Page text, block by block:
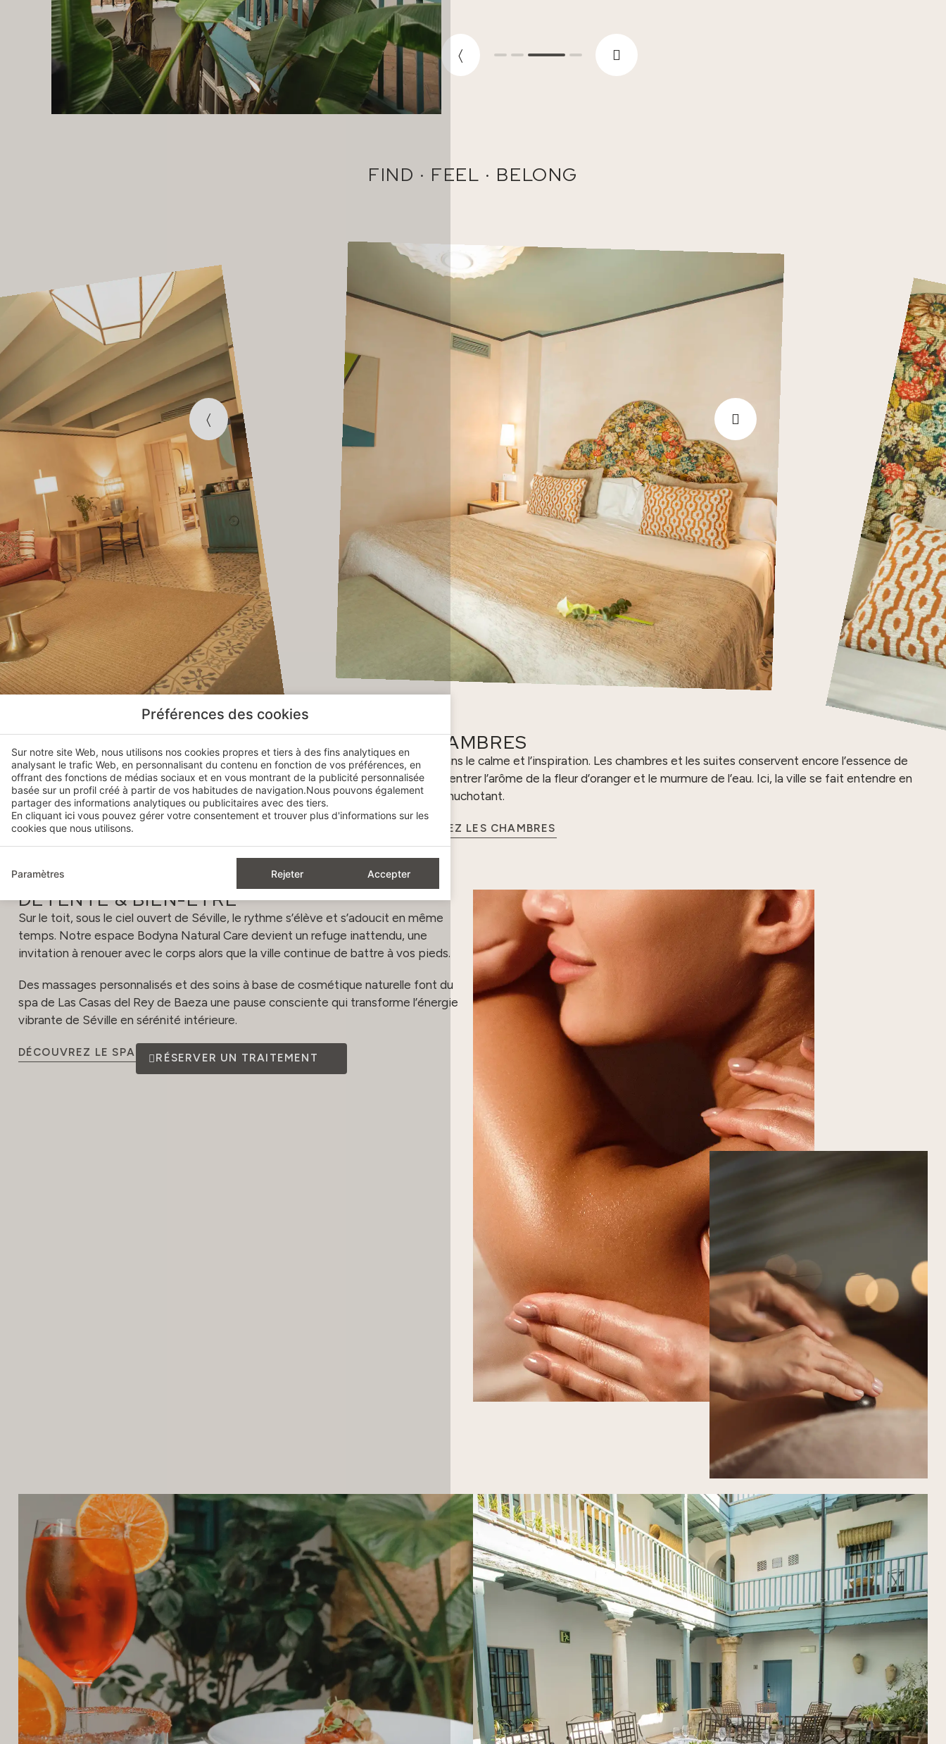
FIND · FEEL · BELONG
CHAMBRES
Dormir à Las Casas del Rey de Baeza, c’est habiter un ancien corral sévillan dans le calme et l’inspiration. Les chambres et les suites conservent encore l’essence de
l’architecture andalouse, avec des pièces qui s’ouvrent sur le patio et laissent entrer l’arôme de la fleur d’oranger et le murmure de l’eau. Ici, la ville se fait entendre en
chuchotant.
DÉCOUVREZ LES CHAMBRES
DÉTENTE & BIEN-ÊTRE
Sur le toit, sous le ciel ouvert de Séville, le rythme s’élève et s’adoucit en même
temps. Notre espace Bodyna Natural Care devient un refuge inattendu, une
invitation à renouer avec le corps alors que la ville continue de battre à vos pieds.
Des massages personnalisés et des soins à base de cosmétique naturelle font du
spa de Las Casas del Rey de Baeza une pause consciente qui transforme l’énergie
vibrante de Séville en sérénité intérieure.
DÉCOUVREZ LE SPA RÉSERVER UN TRAITEMENT
Préférences des cookies
Sur notre site Web, nous utilisons nos cookies propres et tiers à des fins analytiques en
analysant le trafic Web, en personnalisant du contenu en fonction de vos préférences, en
offrant des fonctions de médias sociaux et en vous montrant de la publicité personnalisée
basée sur un profil créé à partir de vos habitudes de navigation.Nous pouvons également
partager des informations analytiques ou publicitaires avec des tiers.
En cliquant ici vous pouvez gérer votre consentement et trouver plus d'informations sur les
cookies que nous utilisons.
Paramètres Rejeter Accepter